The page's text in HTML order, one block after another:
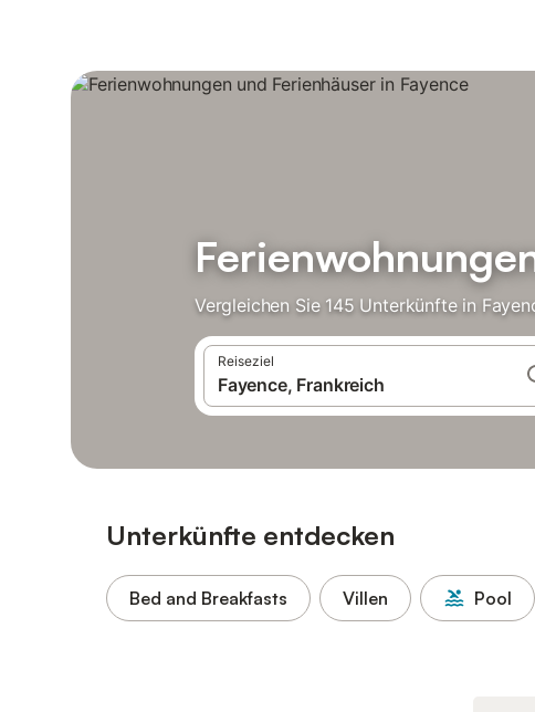
Vergleichen Sie 145 Unterkünfte in
Reiseziel
Unterkünfte entdecken
Bed and Breakfasts Villen Pool